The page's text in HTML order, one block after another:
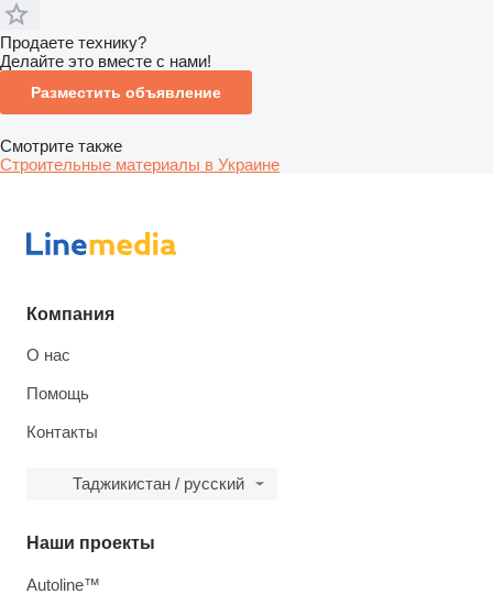
Продаете технику?
Делайте это вместе с нами!
Разместить объявление
Смотрите также
Строительные материалы в Украине
Компания
О нас
Помощь
Контакты
Таджикистан / русский
Наши проекты
Autoline™